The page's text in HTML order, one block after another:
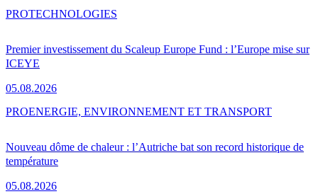
Premier investissement du Scaleup Europe Fund : l’Europe mise sur
ICEYE
05.08.2026
PROTECHNOLOGIES
Nouveau dôme de chaleur : l’Autriche bat son record historique de
température
05.08.2026
PROENERGIE, ENVIRONNEMENT ET TRANSPORT